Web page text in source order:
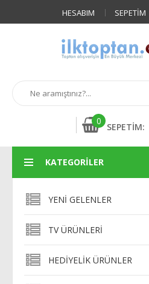
HESABIM SEPETIM
0
SEPETIM:
KATEGORILER
YENI GELENLER
TV ÜRÜNLERI
HEDIYELIK ÜRÜNLER